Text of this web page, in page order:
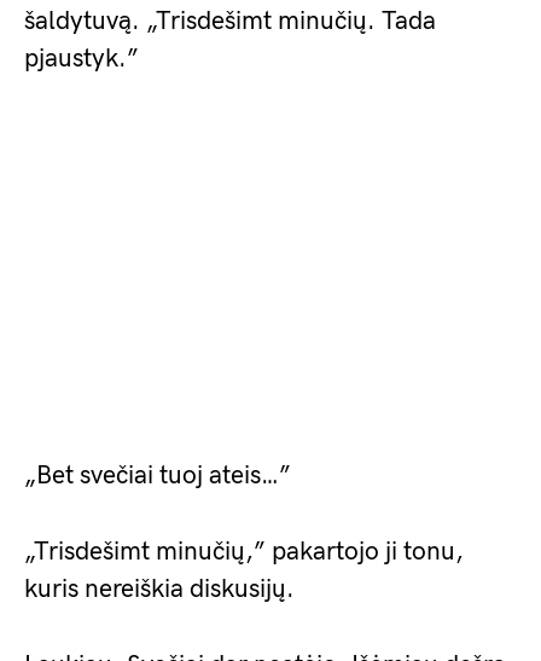
šaldytuvą. „Trisdešimt minučių. Tada
pjaustyk.”
„Bet svečiai tuoj ateis…”
„Trisdešimt minučių,” pakartojo ji tonu,
kuris nereiškia diskusijų.